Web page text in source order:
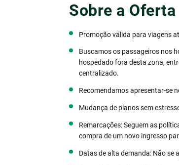
Sobre a Oferta
Promoção válida para viagens
Buscamos os passageiros nos
hospedado fora desta zona,
centralizado.
Recomendamos apresentar-se
Mudança de planos sem
Remarcações: Seguem as
compra de um novo ingresso
Datas de alta demanda: Não